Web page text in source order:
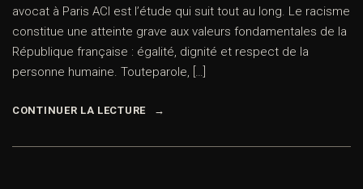
avocat à Paris ACI est l’étude qui suit tout au long. Le racisme
constitue une atteinte grave aux valeurs fondamentales de la
République française : égalité, dignité et respect de la
personne humaine. Touteparole, […]
CONTINUER LA LECTURE